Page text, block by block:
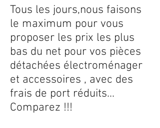
Tous les jours,nous faisons
le maximum pour vous
proposer les prix les plus
bas du net pour vos pièces
détachées électroménager
et accessoires , avec des
frais de port réduits...
Comparez !!!